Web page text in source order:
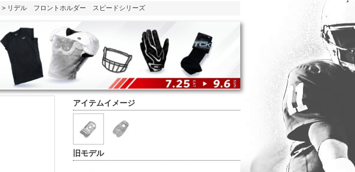
> リデル フロントホルダー スピードシリーズ
アイテムイメージ
旧モデル